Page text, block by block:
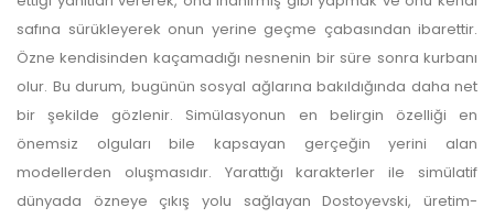
ulaşmadan ödeme yapan
yapılmamaktadır.
safına sürükleyerek onun yerine geçme çabasından ibarettir.
Özne kendisinden kaçamadığı nesnenin bir süre sonra kurbanı
olur. Bu durum, bugünün sosyal ağlarına bakıldığında daha net
bir şekilde gözlenir. Simülasyonun en belirgin özelliği en
önemsiz olguları bile kapsayan gerçeğin yerini alan
modellerden oluşmasıdır. Yarattığı karakterler ile simülatif
dünyada özneye çıkış yolu sağlayan Dostoyevski, üretim-